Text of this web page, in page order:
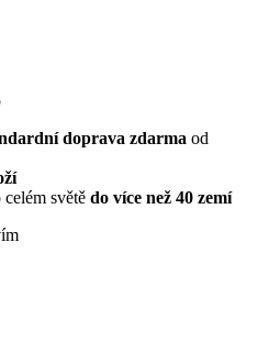
doprava zdarma od
světě do více než 40 zemí